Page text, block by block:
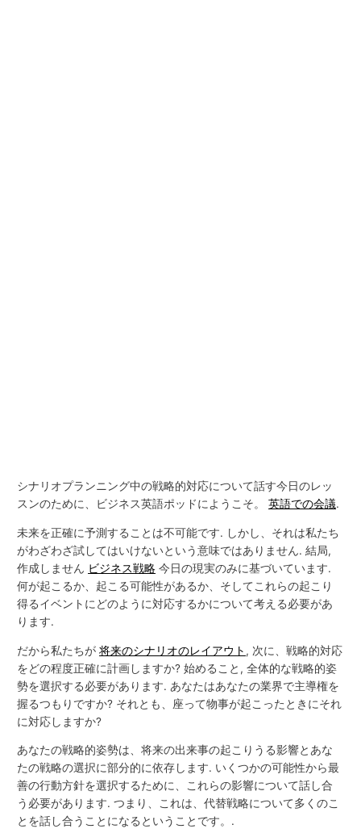
シナリオプランニング中の戦略的対応について話す今日のレッ
スンのために、ビジネス英語ポッドにようこそ。英語での会議.
未来を正確に予測することは不可能です. しかし、それは私たち
がわざわざ試してはいけないという意味ではありません. 結局,
作成しません ビジネス戦略 今日の現実のみに基づいています.
何が起こるか、起こる可能性があるか、そしてこれらの起こり
得るイベントにどのように対応するかについて考える必要があ
ります.
だから私たちが将来のシナリオのレイアウト , 次に、戦略的対応
をどの程度正確に計画しますか? 始めること, 全体的な戦略的姿
勢を選択する必要があります. あなたはあなたの業界で主導権を
握るつもりですか? それとも、座って物事が起こったときにそれ
に対応しますか?
あなたの戦略的姿勢は、将来の出来事の起こりうる影響とあな
たの戦略の選択に部分的に依存します. いくつかの可能性から最
善の行動方針を選択するために、これらの影響について話し合
う必要があります. つまり、これは、代替戦略について多くのこ
とを話し合うことになるということです。.